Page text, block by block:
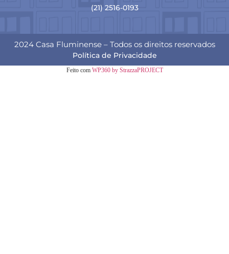
(21) 2516-0193
2024 Casa Fluminense – Todos os direitos reservados
Política de Privacidade
Feito com WP360 by StrazzaPROJECT